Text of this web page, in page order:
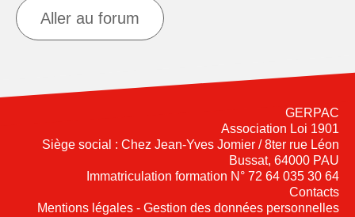
Aller au forum
GERPAC
Association Loi 1901
Siège social : Chez Jean-Yves Jomier / 8ter rue Léon
Bussat, 64000 PAU
Immatriculation formation N° 72 64 035 30 64
Contacts
Mentions légales - Gestion des données personnelles